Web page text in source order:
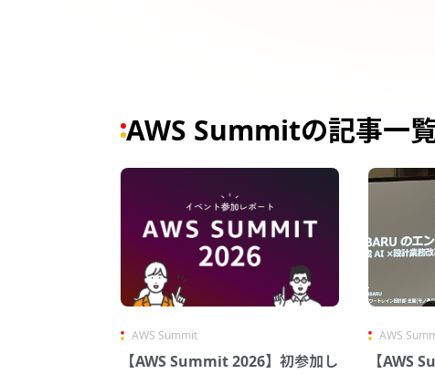
AWS Summitの記事一
AWS Summit
【AWS Summit 2026】初参加し
AWS
【AWS